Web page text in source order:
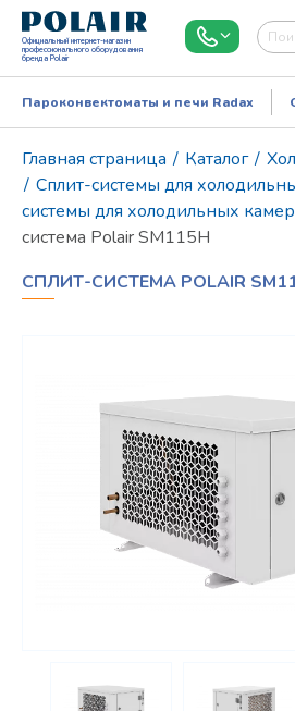
Официальный интернет-магазин
профессионального оборудования
бренда Polair
Пароконвектоматы и печи Radax
Главная страница / Каталог /
/ Сплит-системы для
системы для холодильных
система Polair SM115H
СПЛИТ-СИСТЕМА POLAIR